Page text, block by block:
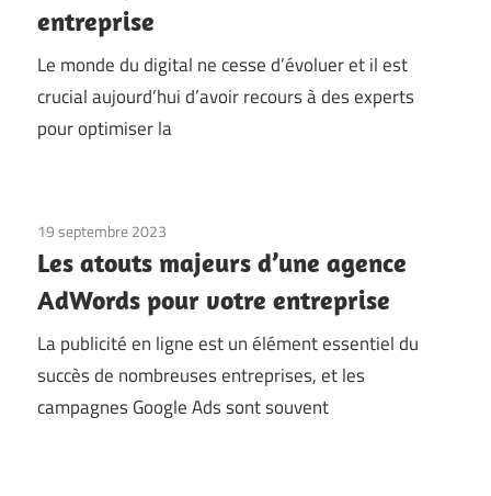
entreprise
Le monde du digital ne cesse d’évoluer et il est
crucial aujourd’hui d’avoir recours à des experts
pour optimiser la
19 septembre 2023
Les atouts majeurs d’une agence
AdWords pour votre entreprise
La publicité en ligne est un élément essentiel du
succès de nombreuses entreprises, et les
campagnes Google Ads sont souvent